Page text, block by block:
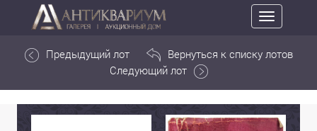
Toggle
navigation
Предыдущий лот
Вернуться к списку лотов
Следующий лот